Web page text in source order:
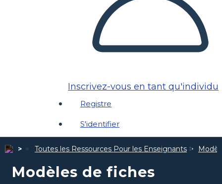
Inscrivez-vous en tant qu'individu
Registre
S'identifier
Toutes les Ressources Pour les Enseignants
Modèles de fiches